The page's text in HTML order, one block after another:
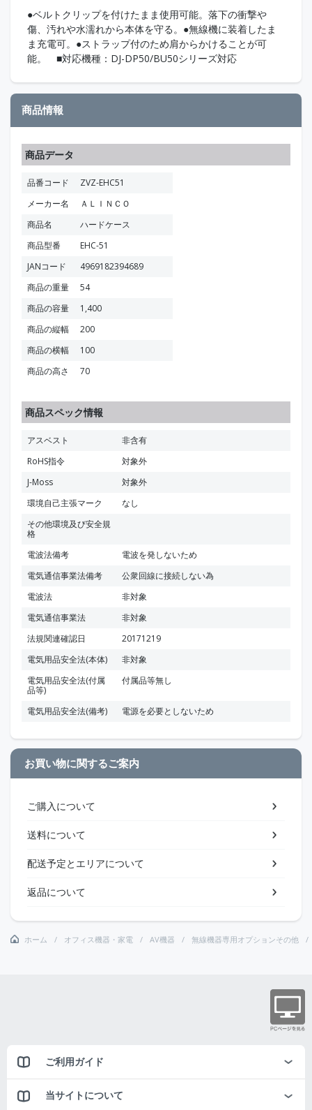
●ベルトクリップを付けたまま使用可能。落下の衝撃や
傷、汚れや水濡れから本体を守る。●無線機に装着したま
ま充電可。●ストラップ付のため肩からかけることが可
能。 ■対応機種：DJ-DP50/BU50シリーズ対応
商品情報
商品データ
品番コード
ZVZ-EHC51
メーカー名
ＡＬＩＮＣＯ
商品名
ハードケース
商品型番
EHC-51
JANコード
4969182394689
商品の重量
54
商品の容量
1,400
商品の縦幅
200
商品の横幅
100
商品の高さ
70
商品スペック情報
アスベスト
非含有
RoHS指令
対象外
J-Moss
対象外
環境自己主張マーク
なし
その他環境及び安全規
格
電波法備考
電波を発しないため
電気通信事業法備考
公衆回線に接続しない為
電波法
非対象
電気通信事業法
非対象
法規関連確認日
20171219
電気用品安全法(本体)
非対象
電気用品安全法(付属
品等)
付属品等無し
電気用品安全法(備考) 電源を必要としないため
お買い物に関するご案内
ご購入について
送料について
配送予定とエリアについて
返品について
ホーム オフィス機器・家電 AV機器 無線機器専用オプションその他
ご利用ガイド
当サイトについて